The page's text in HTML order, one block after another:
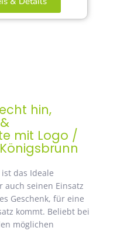
hin,
mit Logo /
das Ideale
auch seinen Einsatz
Geschenk, für eine
kommt. Beliebt bei
möglichen